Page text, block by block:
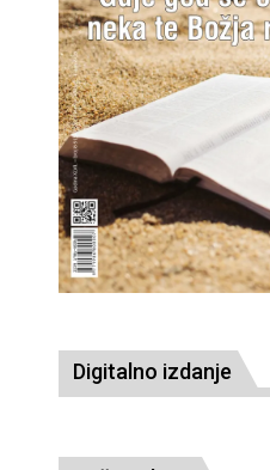
Digitalno izdanje